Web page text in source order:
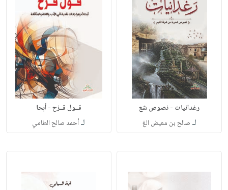
رغدانيات - نصوص شع
لـ صالح بن معيض الغ
قــول قــزح - أبحا
لـأحمد صالح الطامي